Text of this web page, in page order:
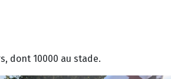
dont 10000 au stade.